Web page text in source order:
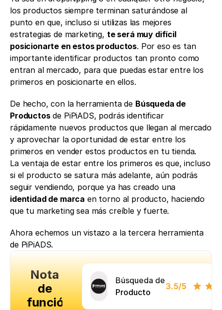
los productos siempre terminan saturándose al
punto en que, incluso si utilizas las mejores
estrategias de marketing, te será muy difícil
posicionarte en estos productos. Por eso es tan
importante identificar productos tan pronto como
entran al mercado, para que puedas estar entre los
primeros en posicionarte en ellos.
De hecho, con la herramienta de Búsqueda de
Productos de PiPiADS, podrás identificar
rápidamente nuevos productos que llegan al mercado
y aprovechar la oportunidad de estar entre los
primeros en vender estos productos en tu tienda.
La ventaja de estar entre los primeros es que, incluso
si el producto se satura más adelante, aún podrás
identidad de marca en torno al producto, haciendo
que tu marketing sea más creíble y fuerte.
Ahora echemos un vistazo a la tercera herramienta
de PiPiADS.
Nota
de
función
Búsqueda de
Producto
3.5/5